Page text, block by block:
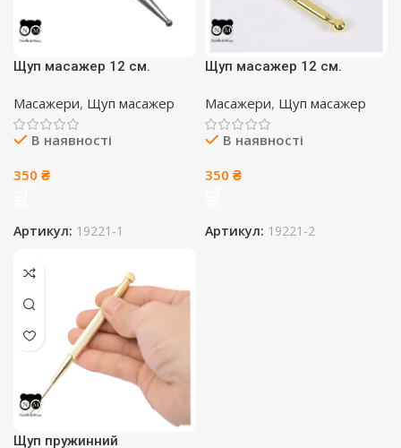
Щуп масажер 12 см.
Масажери, Щуп масажер
В наявності
350 ₴
Артикул: 19221-1
Щуп масажер 12 см.
Масажери, Щуп масажер
В наявності
350 ₴
Артикул: 19221-2
Щуп пружинний